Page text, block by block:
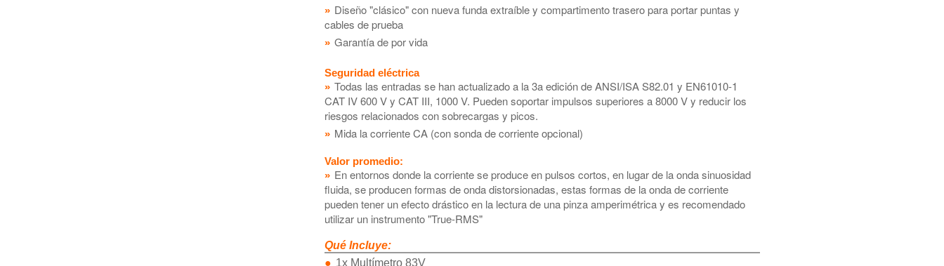
Diseño "clásico" con nueva funda extraíble y compartimento trasero para portar puntas y
cables de prueba
Garantía de por vida
Seguridad eléctrica
Todas las entradas se han actualizado a la 3a edición de ANSI/ISA S82.01 y EN61010-1
CAT IV 600 V y CAT III, 1000 V. Pueden soportar impulsos superiores a 8000 V y reducir los
riesgos relacionados con sobrecargas y picos.
Mida la corriente CA (con sonda de corriente opcional)
Valor promedio:
En entornos donde la corriente se produce en pulsos cortos, en lugar de la onda sinuosidad
fluida, se producen formas de onda distorsionadas, estas formas de la onda de corriente
pueden tener un efecto drástico en la lectura de una pinza amperimétrica y es recomendado
utilizar un instrumento "True-RMS"
Qué Incluye:
1x Multímetro 83V